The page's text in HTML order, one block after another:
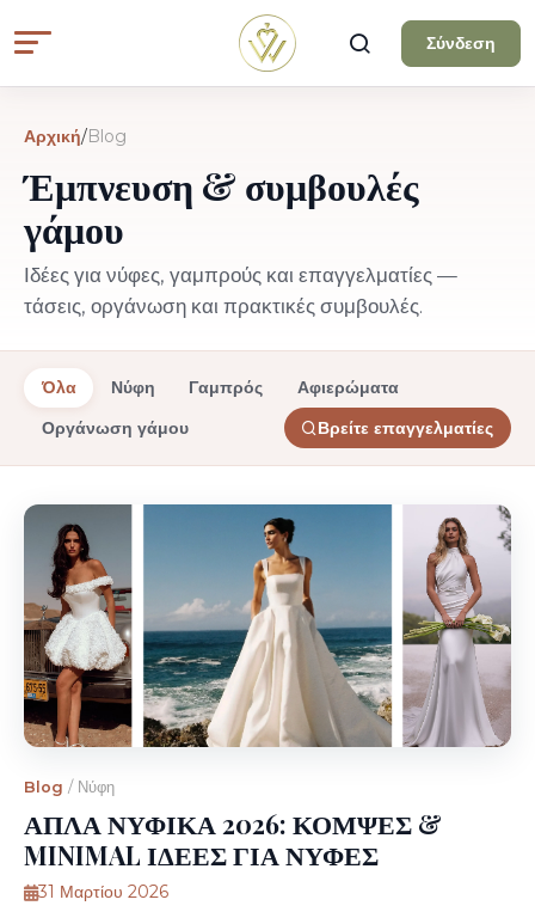
Σύνδεση
Αρχική/Blog
Έμπνευση & συμβουλές
γάμου
Ιδέες για νύφες, γαμπρούς και επαγγελματίες —
τάσεις, οργάνωση και πρακτικές συμβουλές.
Όλα Νύφη Γαμπρός
Αφιερώματα
Οργάνωση γάμου
Βρείτε επαγγελματίες
Blog / Νύφη
ΑΠΛΑ ΝΥΦΙΚΑ 2026: ΚΟΜΨΕΣ &
MINIMAL ΙΔΕΕΣ ΓΙΑ ΝΥΦΕΣ
31 Μαρτίου 2026